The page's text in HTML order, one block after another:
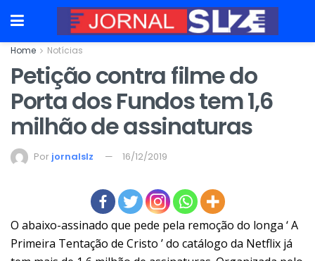
Home Notícias
Petição contra filme do
Porta dos Fundos tem 1,6
milhão de assinaturas
Por jornalslz 16/12/2019
O abaixo-assinado que pede pela remoção do longa ‘ A
Primeira Tentação de Cristo ’ do catálogo da Netflix já